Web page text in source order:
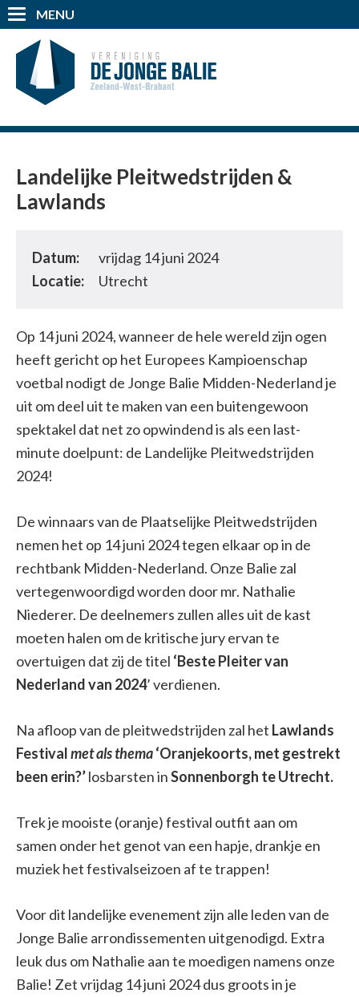
MENU
Landelijke Pleitwedstrijden &
Lawlands
Datum:
vrijdag 14 juni 2024
Locatie:
Utrecht
Op 14 juni 2024, wanneer de hele wereld zijn ogen
heeft gericht op het Europees Kampioenschap
voetbal nodigt de Jonge Balie Midden-Nederland je
uit om deel uit te maken van een buitengewoon
spektakel dat net zo opwindend is als een last-
minute doelpunt: de Landelijke Pleitwedstrijden
2024!
De winnaars van de Plaatselijke Pleitwedstrijden
nemen het op 14 juni 2024 tegen elkaar op in de
rechtbank Midden-Nederland. Onze Balie zal
vertegenwoordigd worden door mr. Nathalie
Niederer. De deelnemers zullen alles uit de kast
moeten halen om de kritische jury ervan te
overtuigen dat zij de titel ‘Beste Pleiter van
Nederland van 2024’ verdienen.
Na afloop van de pleitwedstrijden zal het Lawlands
Festivalmet als thema‘Oranjekoorts, met gestrekt
been erin?’losbarsten inSonnenborgh te Utrecht.
Trek je mooiste (oranje) festival outfit aan om
samen onder het genot van een hapje, drankje en
muziek het festivalseizoen af te trappen!
Voor dit landelijke evenement zijn alle leden van de
Jonge Balie arrondissementen uitgenodigd. Extra
leuk dus om Nathalie aan te moedigen namens onze
Balie! Zet vrijdag 14 juni 2024 dus groots in je